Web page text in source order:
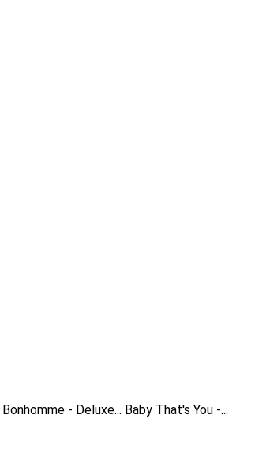
Bonhomme - Deluxe... Baby That's You -...